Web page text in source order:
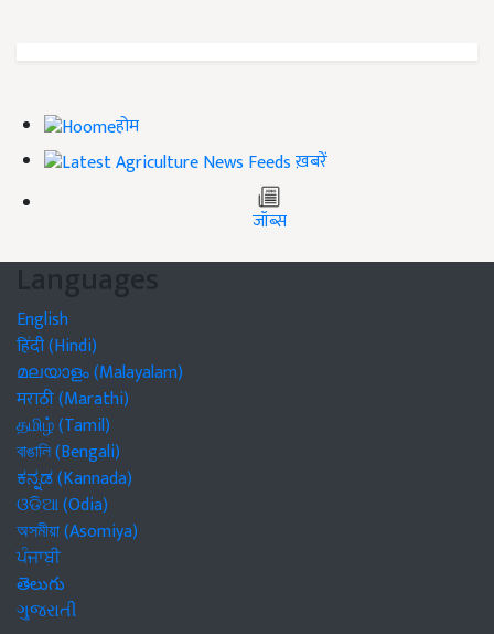
होम
ख़बरें
जॉब्स
Languages
English
हिंदी (Hindi)
മലയാളം (Malayalam)
मराठी (Marathi)
தமிழ் (Tamil)
বাঙালি (Bengali)
ಕನ್ನಡ (Kannada)
ଓଡିଆ (Odia)
অসমীয়া (Asomiya)
ਪੰਜਾਬੀ
తెలుగు
ગુજરાતી